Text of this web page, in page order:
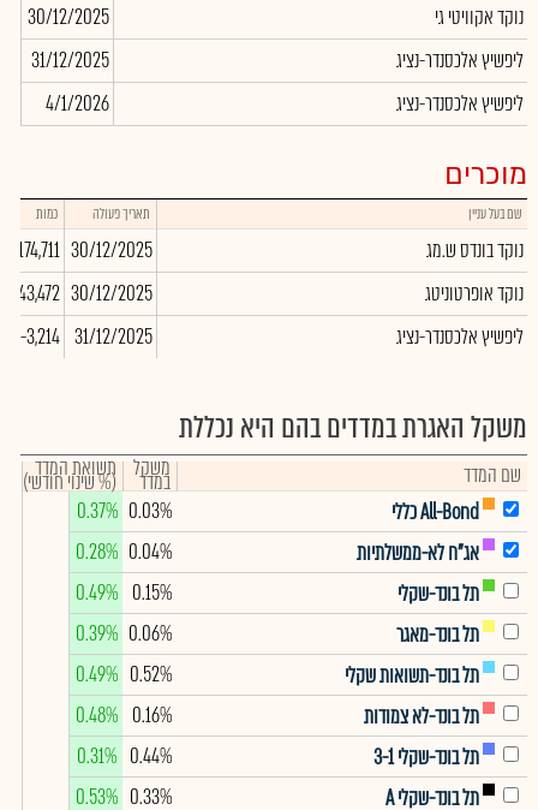
נוקד אקוויטי גי 30/12/2025
ליפשיץ אלכסנדר-נציג
31/12/2025
ליפשיץ אלכסנדר-נציג
4/1/2026
מוכרים
שם בעל עניין תאריך פעולה כמות
נוקד בונדס ש.מג 30/12/2025
-174,711
נוקד אופרטוניטג
30/12/2025
-143,472
ליפשיץ אלכסנדר-נציג
31/12/2025
-3,214
משקל האגרת במדדים בהם היא נכללת
שם המדד משקל
במדד תשואת המדד
(% שינוי חודשי)
All-Bond כללי
0.03%
0.37%
אג"ח לא-ממשלתיות
0.04%
0.28%
תל בונד-שקלי
0.15%
0.49%
תל בונד-מאגר
0.06%
0.39%
תל בונד-תשואות שקלי
0.52%
0.49%
תל בונד-לא צמודות
0.16%
0.48%
תל בונד-שקלי 3-1
0.44%
0.31%
תל בונד-שקלי A
0.33%
0.53%